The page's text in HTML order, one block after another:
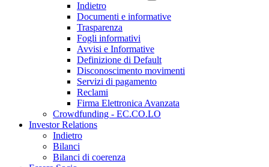
Indietro
Documenti e informative
Trasparenza
Fogli informativi
Avvisi e Informative
Definizione di Default
Disconoscimento movimenti
Servizi di pagamento
Reclami
Firma Elettronica Avanzata
Crowdfunding - EC.CO.LO
Investor Relations
Indietro
Bilanci
Bilanci di coerenza